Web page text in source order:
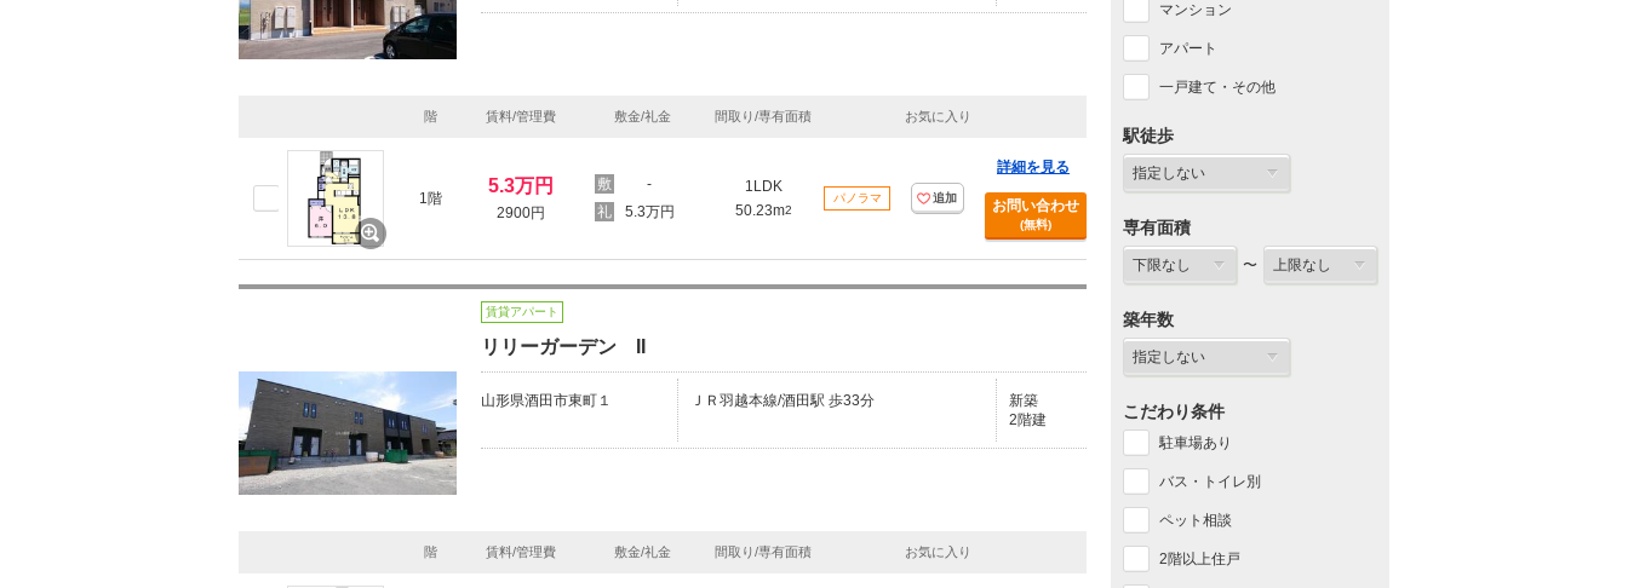
階 賃料/管理費 敷金/礼金 間取り/専有面積 お気に入り
1階
5.3万円
2900円
-
5.3万円
1LDK
50.23m2
パノラマ 追加
詳細を見る
お問い合わせ
(無料)
賃貸アパート
リリーガーデン II
山形県酒田市東町１ ＪＲ羽越本線/酒田駅 歩33分
新築
2階建
階 賃料/管理費 敷金/礼金 間取り/専有面積 お気に入り
マンション
アパート
一戸建て・その他
駅徒歩
専有面積
〜
築年数
こだわり条件
駐車場あり
バス・トイレ別
ペット相談
2階以上住戸